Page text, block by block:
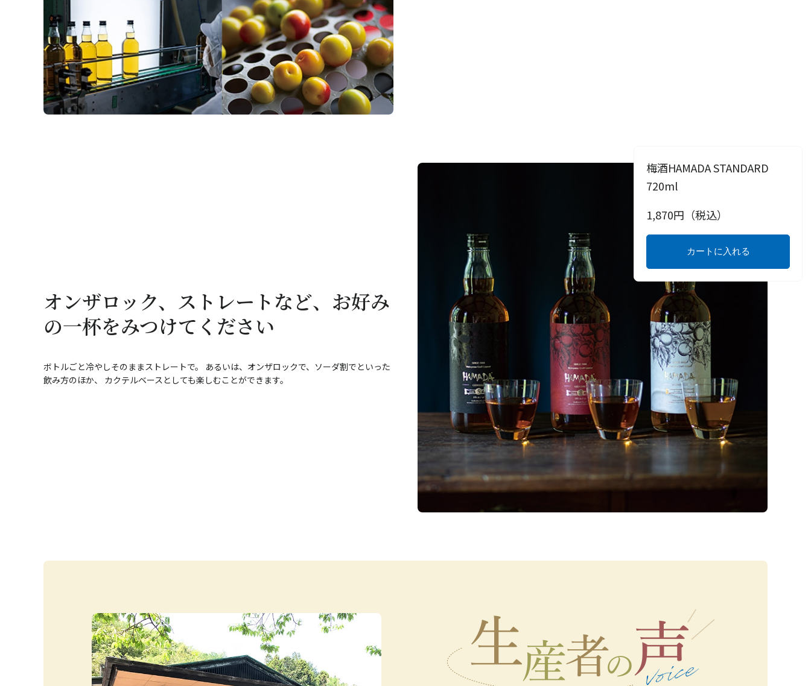
梅酒HAMADA STANDARD
720ml
1,870円（税込）
カートに入れる
オンザロック、ストレートなど、お好み
の一杯をみつけてください
ボトルごと冷やしそのままストレートで。 あるいは、オンザロックで、ソーダ割でといった
飲み方のほか、 カクテルベースとしても楽しむことができます。